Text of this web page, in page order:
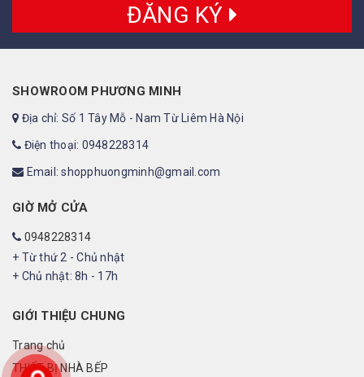
ĐĂNG KÝ
SHOWROOM PHƯƠNG MINH
Địa chỉ: Số 1 Tây Mỗ - Nam Từ Liêm Hà Nội
Điện thoại: 0948228314
Email: shopphuongminh@gmail.com
GIỜ MỞ CỬA
0948228314
+ Từ thứ 2 - Chủ nhật
+ Chủ nhật: 8h - 17h
GIỚI THIỆU CHUNG
Trang chủ
THIẾT BỊ NHÀ BẾP